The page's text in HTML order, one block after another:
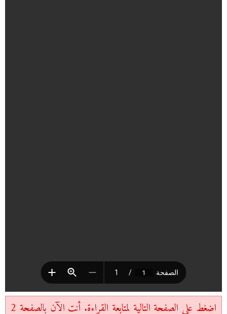
اضغط على الصفحة التالية لمتابعة القراءة. أنت الآن بالصفحة 2